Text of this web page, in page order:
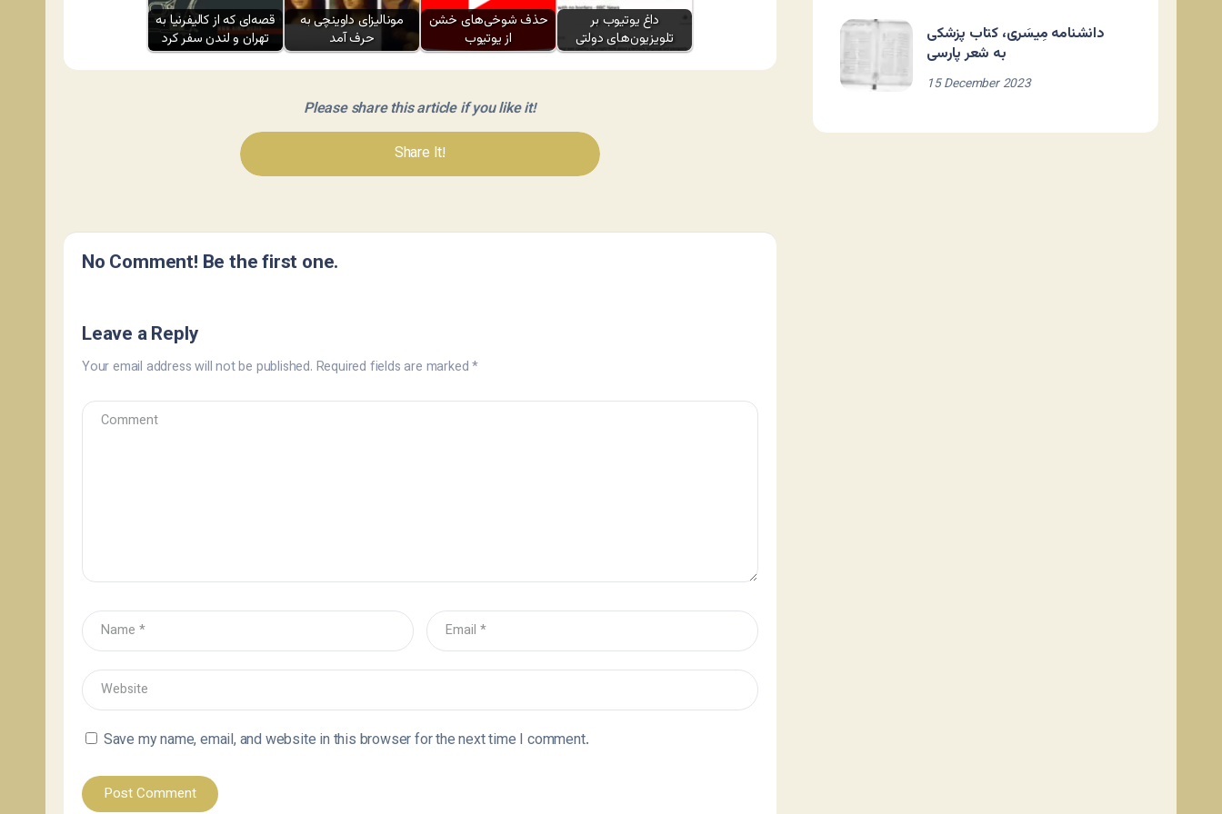
قصه‌ای که از کالیفرنیا به
تهران و لندن سفر کرد
مونالیزای داوینچی به
حرف آمد
حذف شوخی‌های خشن
از یوتیوب
داغ یوتیوب بر
تلویزیون‌های دولتی
Please share this article if you like it!
Share It!
No Comment! Be the first one.
Leave a Reply
Your email address will not be published. Required fields are marked*
Save my name, email, and website in this browser for the next time I comment.
دانشنامه مِیسَری، کتاب پزشکی
به شعر پارسی
15 December 2023